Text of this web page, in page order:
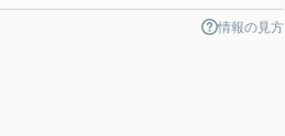
情報の見方